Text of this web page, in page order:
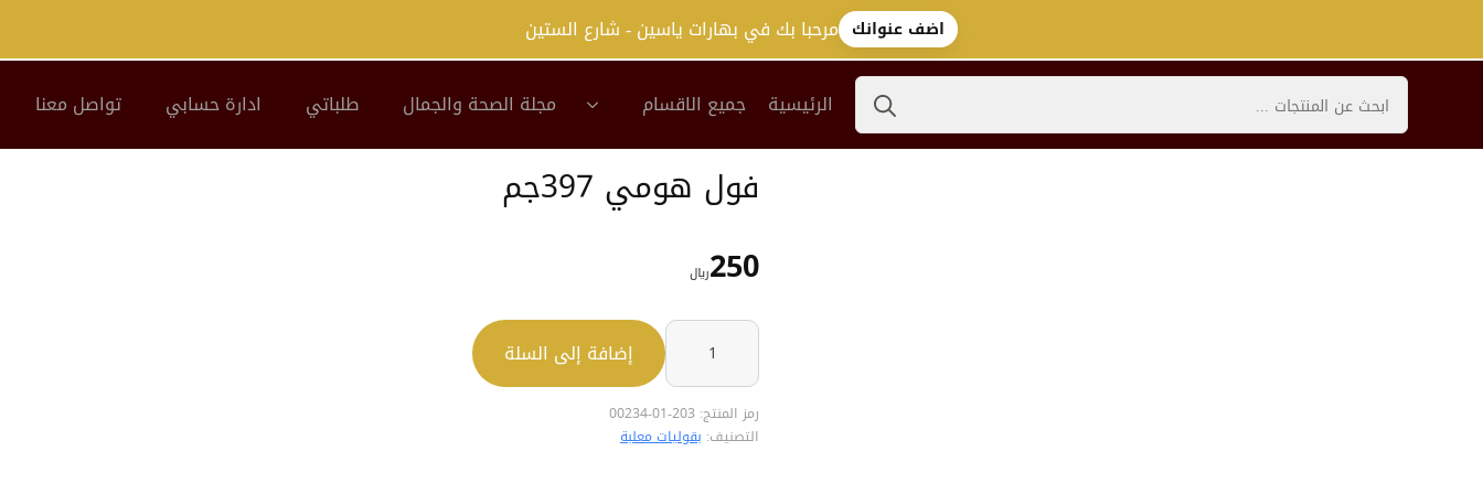
اضف عنوانك مرحبا بك في بهارات ياسين - شارع الستين
Search
الرئيسية جميع الاقسام مجلة الصحة والجمال طلباتي ادارة حسابي تواصل معنا
فول هومي 397جم
250﷼
كمية
هومي
397جم
إضافة إلى السلة
رمز المنتج: 203-01-00234
التصنيف: بقوليات معلبة